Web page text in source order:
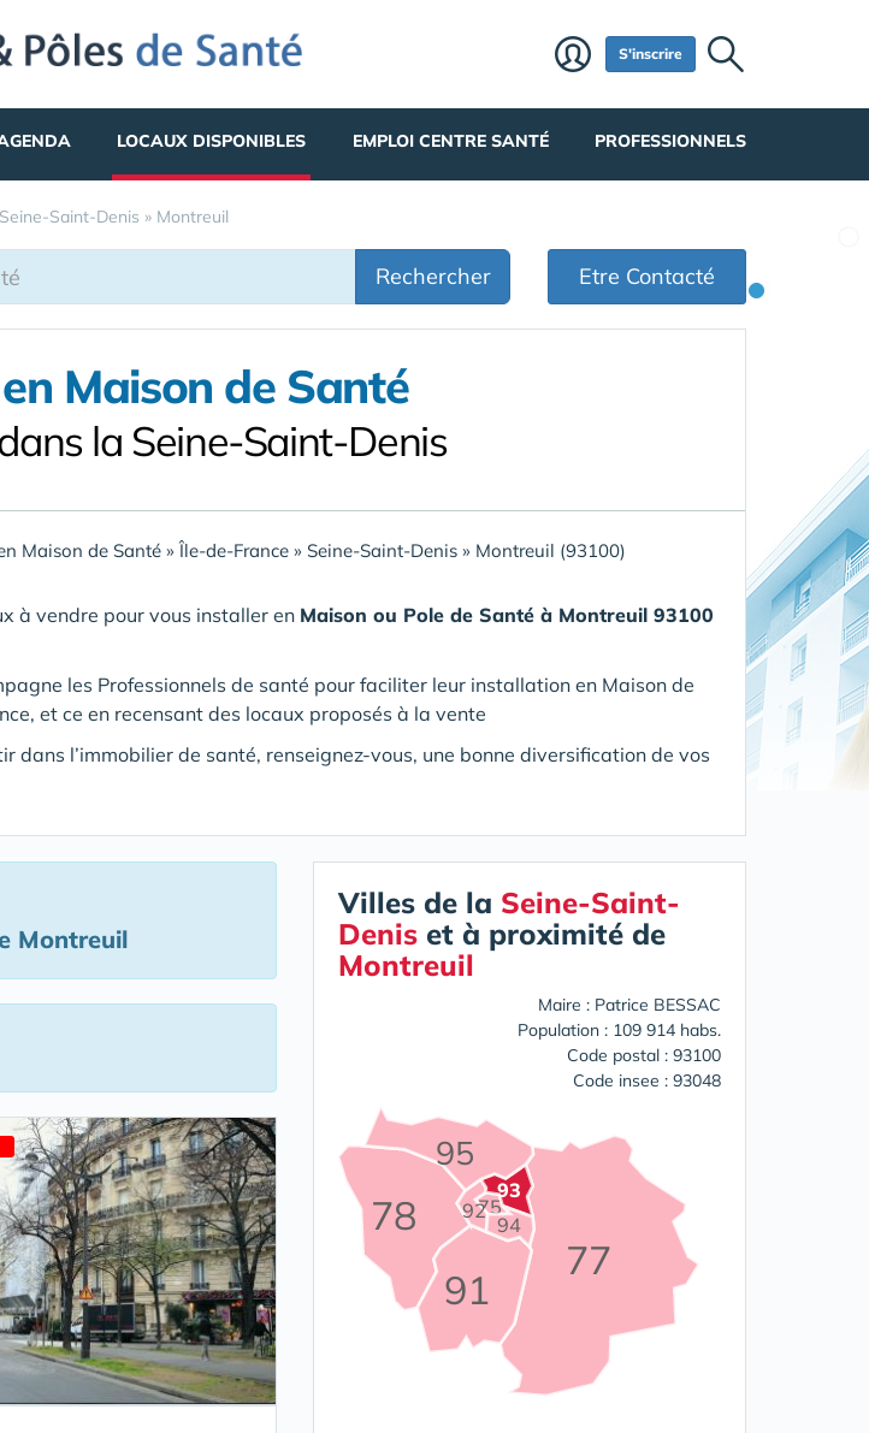
S'inscrire
LOCAUX DISPONIBLES EMPLOI CENTRE SANTÉ PROFESSIONNELS
Seine-Saint-Denis » Montreuil
Rechercher Etre Contacté
Maison de Santé
la Seine-Saint-Denis
Maison de Santé »Île-de-France » Seine-Saint-Denis » Montreuil (93100)
à vendre pour vous installer en Maison ou Pole de Santé à Montreuil 93100
les Professionnels de santé pour faciliter leur installation en Maison de
et ce en recensant des locaux proposés à la vente
dans l’immobilier de santé, renseignez-vous, une bonne diversification de vos
Montreuil
Villes de la Seine-Saint-
Denis et à proximité de
Montreuil
Maire : Patrice BESSAC
Population : 109 914 habs.
Code postal : 93100
Code insee : 93048
75
77
78
91
92
93
94
95